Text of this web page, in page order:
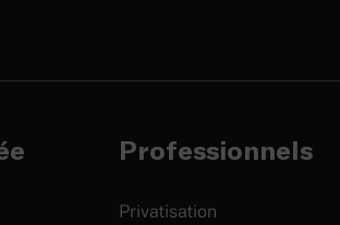
Professionnels
Privatisation